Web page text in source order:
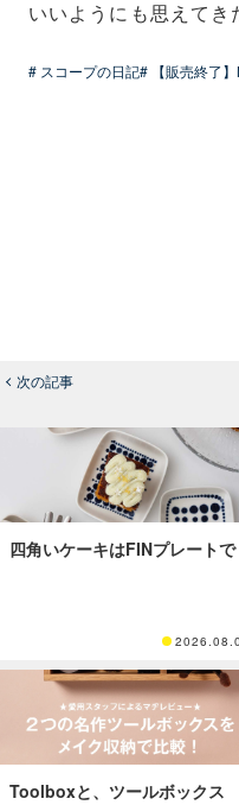
いいようにも思えてき
# スコープの日記# 【販売終了
次の記事
四角いケーキはFINプレートで
Toolboxと、ツールボックス